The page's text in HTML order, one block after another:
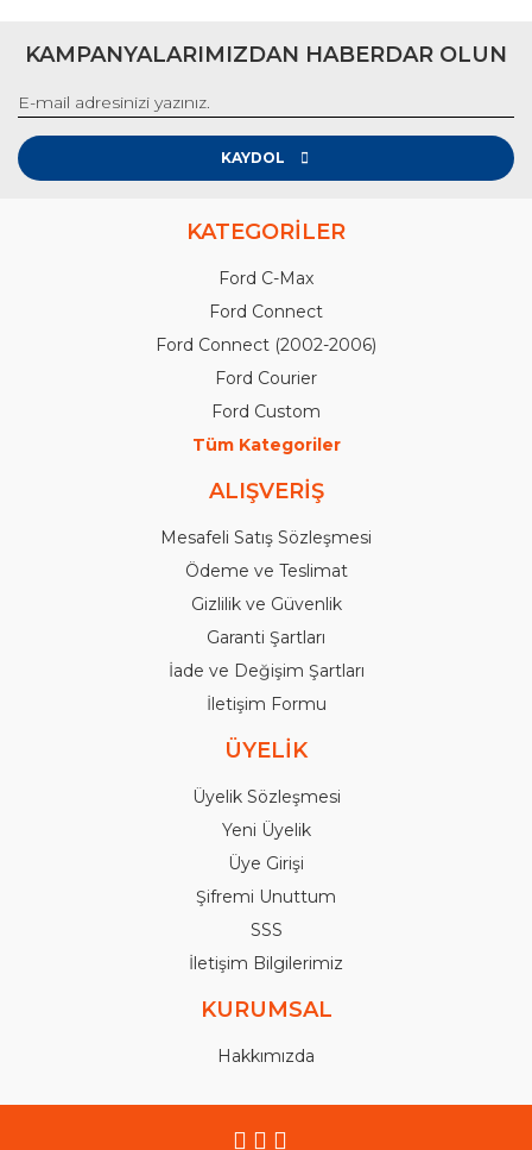
KAMPANYALARIMIZDAN HABERDAR OLUN
KAYDOL
KATEGORİLER
Ford C-Max
Ford Connect
Ford Connect (2002-2006)
Ford Courier
Ford Custom
Tüm Kategoriler
ALIŞVERİŞ
Mesafeli Satış Sözleşmesi
Ödeme ve Teslimat
Gizlilik ve Güvenlik
Garanti Şartları
İade ve Değişim Şartları
İletişim Formu
ÜYELİK
Üyelik Sözleşmesi
Yeni Üyelik
Üye Girişi
Şifremi Unuttum
SSS
İletişim Bilgilerimiz
KURUMSAL
Hakkımızda